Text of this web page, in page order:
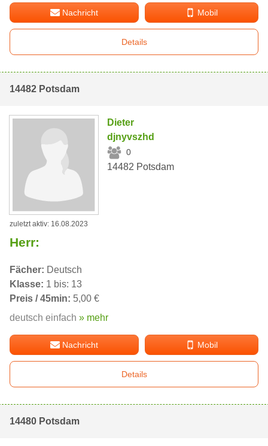
Nachricht Mobil
Details
14482 Potsdam
Dieter
djnyvszhd
0
14482 Potsdam
zuletzt aktiv: 16.08.2023
Herr:
Fächer: Deutsch
Klasse: 1 bis: 13
Preis / 45min: 5,00 €
deutsch einfach » mehr
Nachricht Mobil
Details
14480 Potsdam